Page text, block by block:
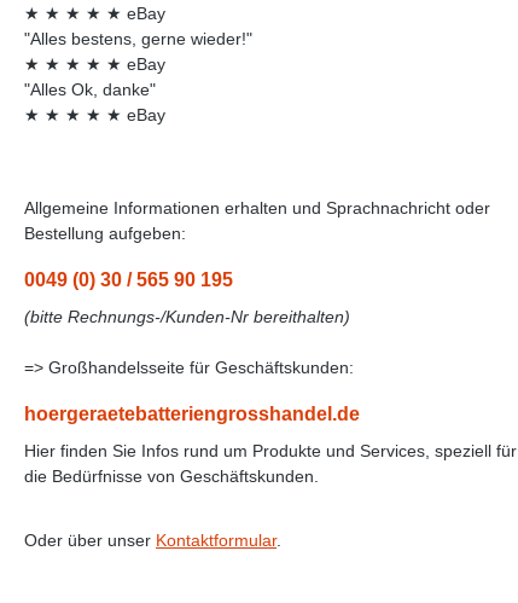
★ ★ ★ ★ ★ eBay
"Alles bestens, gerne wieder!"
★ ★ ★ ★ ★ eBay
"Alles Ok, danke"
★ ★ ★ ★ ★ eBay
Allgemeine Informationen erhalten und Sprachnachricht oder
Bestellung aufgeben:
0049 (0) 30 / 565 90 195
(bitte Rechnungs-/Kunden-Nr bereithalten)
=> Großhandelsseite für Geschäftskunden:
hoergeraetebatteriengrosshandel.de
Hier finden Sie Infos rund um Produkte und Services, speziell für
die Bedürfnisse von Geschäftskunden.
Oder über unser Kontaktformular.